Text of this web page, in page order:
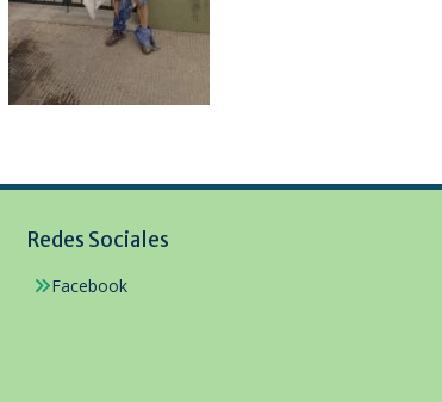
Redes Sociales
Facebook